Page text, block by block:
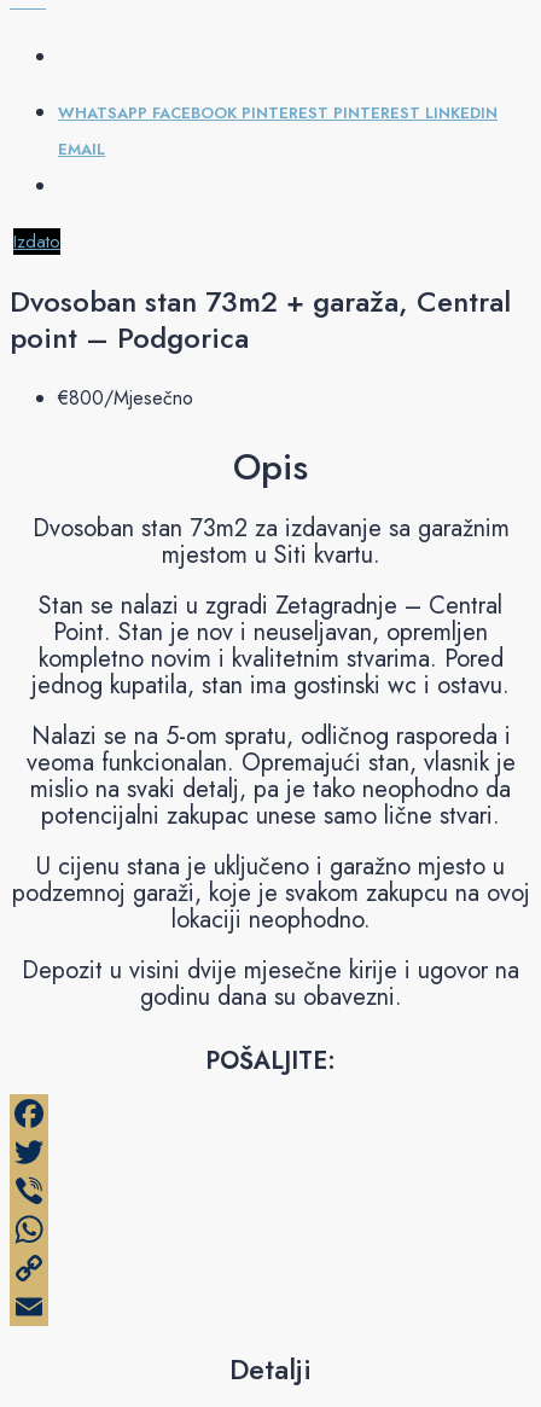
WHATSAPP FACEBOOK PINTEREST PINTEREST LINKEDIN
EMAIL
Izdato
Dvosoban stan 73m2 + garaža, Central
point – Podgorica
€‎800/Mjesečno
Opis
Dvosoban stan 73m2 za izdavanje sa garažnim
mjestom u Siti kvartu.
Stan se nalazi u zgradi Zetagradnje – Central
Point. Stan je nov i neuseljavan, opremljen
kompletno novim i kvalitetnim stvarima. Pored
jednog kupatila, stan ima gostinski wc i ostavu.
Nalazi se na 5-om spratu, odličnog rasporeda i
veoma funkcionalan. Opremajući stan, vlasnik je
mislio na svaki detalj, pa je tako neophodno da
potencijalni zakupac unese samo lične stvari.
U cijenu stana je uključeno i garažno mjesto u
podzemnoj garaži, koje je svakom zakupcu na ovoj
lokaciji neophodno.
Depozit u visini dvije mjesečne kirije i ugovor na
godinu dana su obavezni.
POŠALJITE:
Detalji